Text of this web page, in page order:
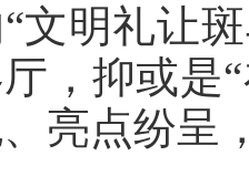
文明礼让
，抑或是
亮点纷呈